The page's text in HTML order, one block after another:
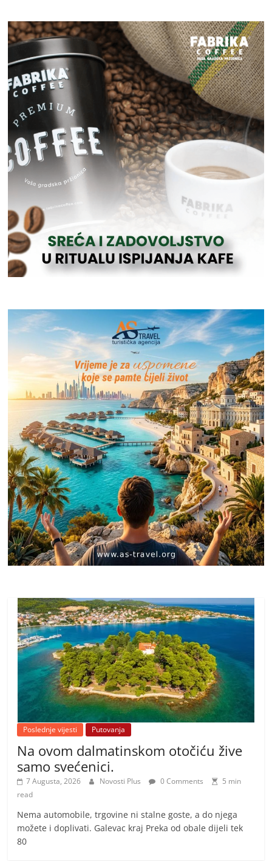
Poslednje vijesti Putovanja
Na ovom dalmatinskom otočiću žive
samo svećenici.
7 Augusta, 2026 Novosti Plus 0 Comments
5 min
read
Nema automobile, trgovine ni stalne goste, a do njega
možete i doplivati. Galevac kraj Preka od obale dijeli tek
80